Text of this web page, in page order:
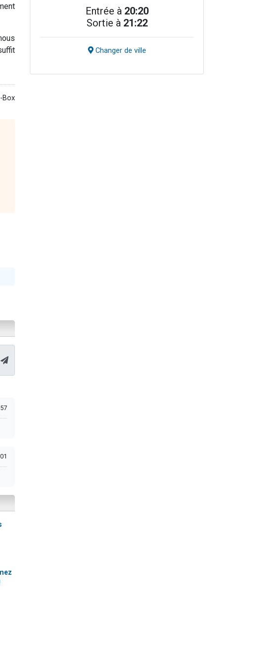
Box
Entrée à 20:20
Sortie à 21:22
Changer de ville